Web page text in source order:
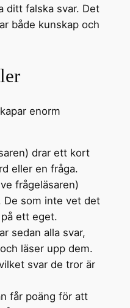
ditt falska svar. Det
både kunskap och
enorm
drar ett kort
eller en fråga.
frågeläsaren)
De som inte vet det
ett eget.
sedan alla svar,
läser upp dem.
svar de tror är
får poäng för att